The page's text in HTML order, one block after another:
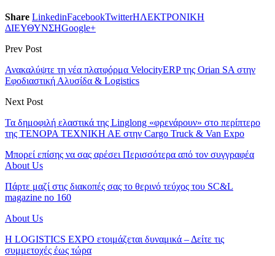
Share LinkedinFacebookTwitterΗΛΕΚΤΡΟΝΙΚΗ
ΔΙΕΥΘΥΝΣΗGoogle+
Prev Post
Ανακαλύψτε τη νέα πλατφόρμα VelocityERP της Orian SA στην
Εφοδιαστική Αλυσίδα & Logistics
Next Post
Τα δημοφιλή ελαστικά της Linglong «φρενάρουν» στο περίπτερο
της TENOPA ΤΕΧΝΙΚΗ ΑΕ στην Cargo Truck & Van Expo
Μπορεί επίσης να σας αρέσει Περισσότερα από τον συγγραφέα
About Us
Πάρτε μαζί στις διακοπές σας το θερινό τεύχος του SC&L
magazine no 160
About Us
Η LOGISTICS EXPO ετοιμάζεται δυναμικά – Δείτε τις
συμμετοχές έως τώρα